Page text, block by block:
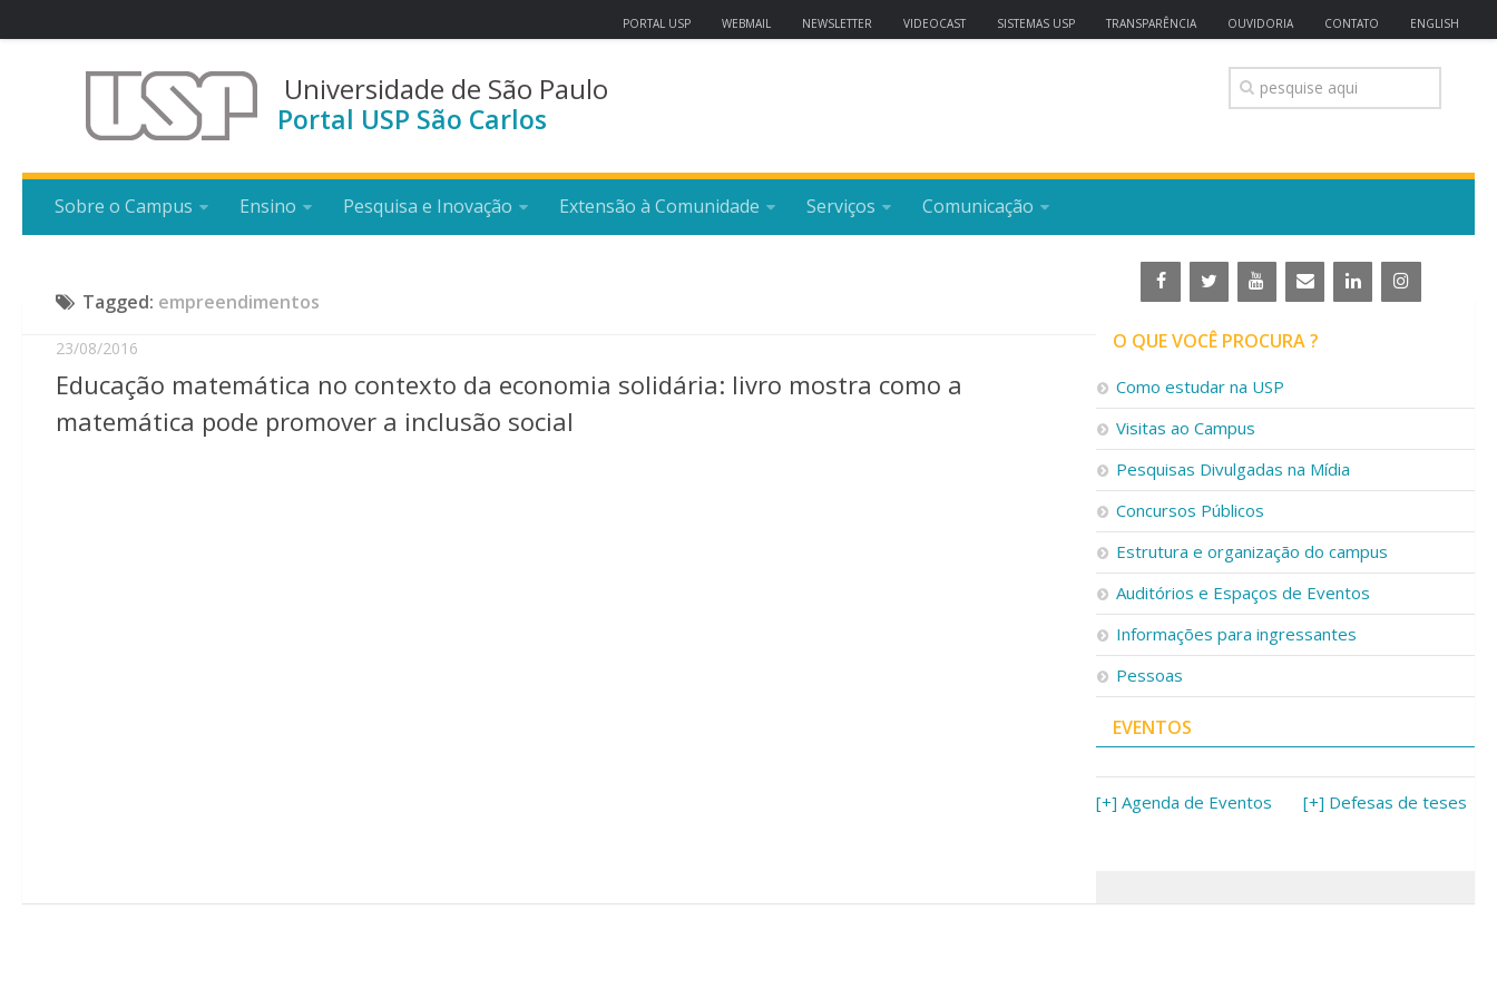
PORTAL USP WEBMAIL NEWSLETTER VIDEOCAST SISTEMAS USP TRANSPARÊNCIA OUVIDORIA CONTATO ENGLISH
Universidade de São Paulo
Portal USP São Carlos
Sobre o Campus Ensino Pesquisa e Inovação Extensão à Comunidade Serviços Comunicação
Tagged: empreendimentos
23/08/2016
Educação matemática no contexto da economia solidária: livro mostra como a
matemática pode promover a inclusão social
O QUE VOCÊ PROCURA ?
Como estudar na USP
Visitas ao Campus
Pesquisas Divulgadas na Mídia
Concursos Públicos
Estrutura e organização do campus
Auditórios e Espaços de Eventos
Informações para ingressantes
Pessoas
EVENTOS
[+] Agenda de Eventos [+] Defesas de teses